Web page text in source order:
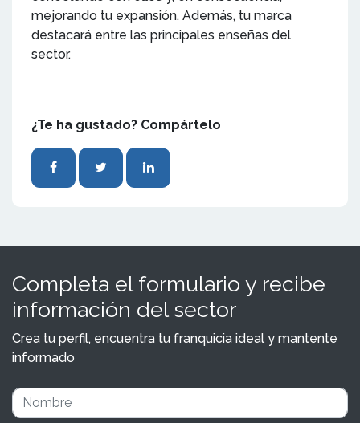
mejorando tu expansión. Además, tu marca
destacará entre las principales enseñas del
sector.
¿Te ha gustado? Compártelo
Completa el formulario y recibe
información del sector
Crea tu perfil, encuentra tu franquicia ideal y mantente
informado